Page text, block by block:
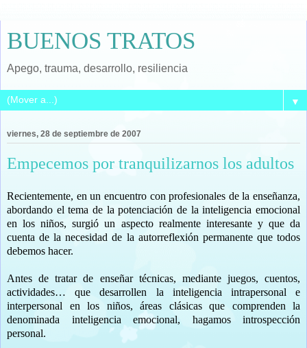
BUENOS TRATOS
Apego, trauma, desarrollo, resiliencia
▼
viernes, 28 de septiembre de 2007
Empecemos por tranquilizarnos los adultos
Recientemente, en un encuentro con profesionales de la enseñanza,
abordando el tema de la potenciación de la inteligencia emocional
en los niños, surgió un aspecto realmente interesante y que da
cuenta de la necesidad de la autorreflexión permanente que todos
debemos hacer.
Antes de tratar de enseñar técnicas, mediante juegos, cuentos,
actividades… que desarrollen la inteligencia intrapersonal e
interpersonal en los niños, áreas clásicas que comprenden la
denominada inteligencia emocional, hagamos introspección
personal.